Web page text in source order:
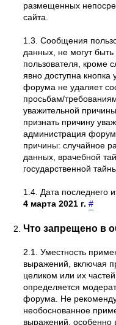
размещенных
сайта.
1.3. Сообщения
данных, не могут
пользователя, кроме
явно доступна
форума не удаляет
просьбам/
уважительной
признать причину
администрация
причины: случайное
данных, врачебной
государственной
1.4. Дата последнего
4 марта 2021 г. #
Что запрещено в
2.1. Уместность
выражений, включая
целиком или их
определяется
форума. Не
необоснованное
выражений, особенно